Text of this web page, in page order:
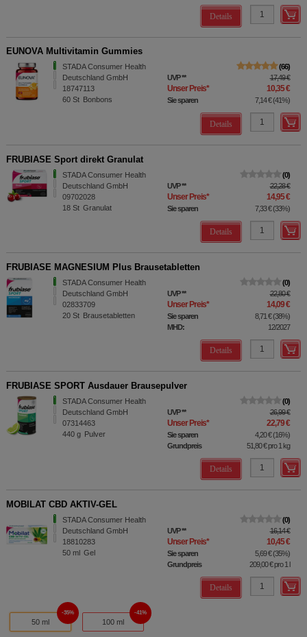
Details
EUNOVA Multivitamin Gummies
STADA Consumer Health
Deutschland GmbH
18747113
60 St Bonbons
66
UVP** 17,49 €
Unser Preis* 10,35 €
Sie sparen 7,14 €(41%)
Details
FRUBIASE Sport direkt Granulat
STADA Consumer Health
Deutschland GmbH
09702028
18 St Granulat
0
UVP** 22,28 €
Unser Preis* 14,95 €
Sie sparen 7,33 €(33%)
Details
FRUBIASE MAGNESIUM Plus Brausetabletten
STADA Consumer Health
Deutschland GmbH
02833709
20 St Brausetabletten
0
UVP** 22,80 €
Unser Preis* 14,09 €
Sie sparen 8,71 €(38%)
MHD:
12/2027
Details
FRUBIASE SPORT Ausdauer Brausepulver
STADA Consumer Health
Deutschland GmbH
07314463
440 g Pulver
0
UVP** 26,99 €
Unser Preis* 22,79 €
Sie sparen 4,20 €(16%)
Grundpreis
51,80 €pro 1 kg
Details
MOBILAT CBD AKTIV-GEL
STADA Consumer Health
Deutschland GmbH
18810283
50 ml Gel
0
UVP** 16,14 €
Unser Preis* 10,45 €
Sie sparen 5,69 €(35%)
Grundpreis
209,00 €pro 1 l
Details
50 ml
35%
100 ml
41%